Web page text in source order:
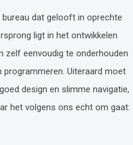
bureau dat gelooft in oprechte
ligt in het ontwikkelen
zelf eenvoudig te onderhouden
programmeren. Uiteraard moet
design en slimme navigatie,
het volgens ons echt om gaat: